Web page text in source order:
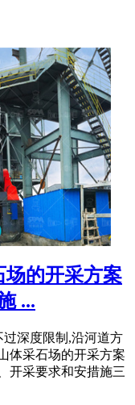
场的开采方案
...
过深度限制,沿河道方
体采石场的开采方案
开采要求和安措施三